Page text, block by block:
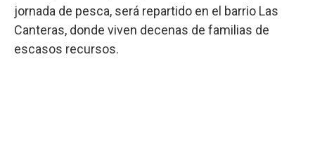
jornada de pesca, será repartido en el barrio Las
Canteras, donde viven decenas de familias de
escasos recursos.